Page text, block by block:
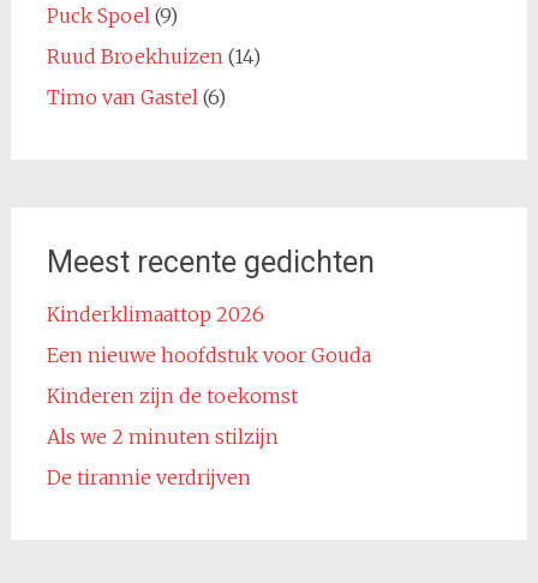
Puck Spoel (9)
Ruud Broekhuizen (14)
Timo van Gastel (6)
Meest recente gedichten
Kinderklimaattop 2026
Een nieuwe hoofdstuk voor Gouda
Kinderen zijn de toekomst
Als we 2 minuten stilzijn
De tirannie verdrijven